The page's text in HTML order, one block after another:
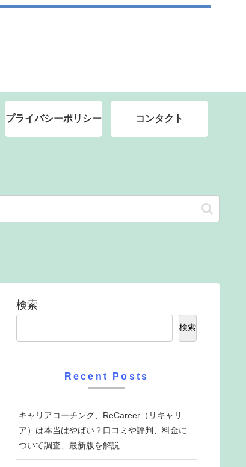
プライバシーポリシー コンタクト
検索
検索
Recent Posts
キャリアコーチング、ReCareer（リキャリ
ア）は本当はやばい？口コミや評判、料金に
ついて調査、最新版を解説